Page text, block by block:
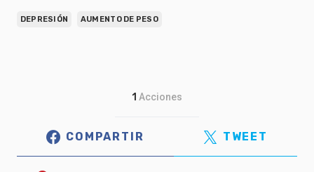
DEPRESIÓN AUMENTO DE PESO
1 Acciones
COMPARTIR TWEET